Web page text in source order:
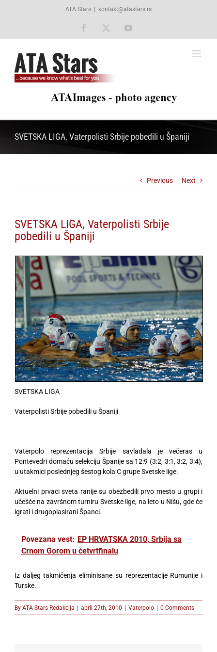
ATA Stars kontakt@atastars.rs
Facebook YouTube
SVETSKA LIGA, Vaterpolisti Srbije pobedili u Španiji
Previous Next
SVETSKA LIGA, Vaterpolisti Srbije
pobedili u Španiji
SVETSKA LIGA
Vaterpolisti Srbije pobedili u Španiji
Vaterpolo reprezentacija Srbije savladala je večeras u
Pontevedri domaću selekciju Španije sa 12:9 (3:2, 3:1, 3:2, 3:4),
u utakmici poslednjeg šestog kola C grupe Svetske lige.
Aktuelni prvaci sveta ranije su obezbedili prvo mesto u grupi i
učešće na završnom turniru Svetske lige, na leto u Nišu, gde će
igrati i drugoplasirani Španci.
Povezana vest: EP HRVATSKA 2010, Srbija sa
Crnom Gorom u četvrtfinalu
Iz daljeg takmičenja eliminisane su reprezentacije Rumunije i
Turske.
By ATA Stars Redakcija | april 27th, 2010 | Vaterpolo | 0 Comments